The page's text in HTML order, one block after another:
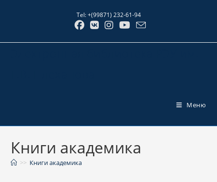
Tel: +(99871) 232-61-94
Меню
Книги академика
>> Книги академика